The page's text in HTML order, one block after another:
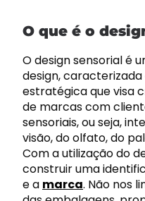
O que é o
Odesign sensorialé
design,
estratégica que visa
de marcas com
sensoriais, ou seja,
visão, do olfato, do
Com a utilização do
construir uma
e a marca. Não nos